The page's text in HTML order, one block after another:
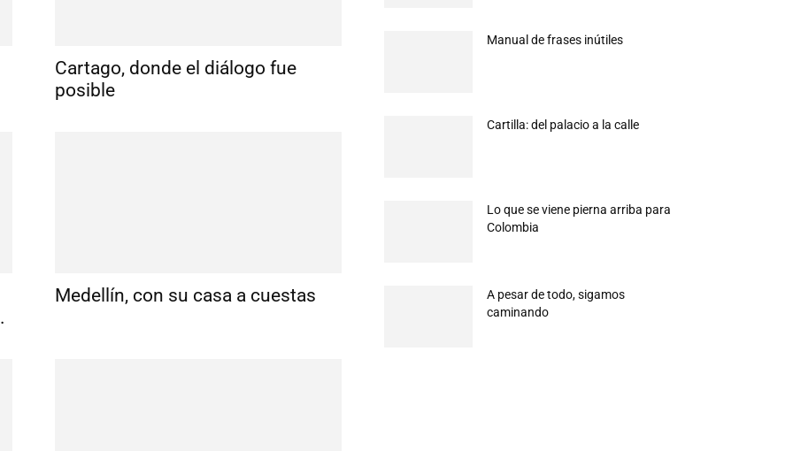
Cartago, donde el diálogo fue
posible
Medellín, con su casa a cuestas
Manual de frases inútiles
Cartilla: del palacio a la calle
Lo que se viene pierna arriba para
Colombia
A pesar de todo, sigamos
caminando